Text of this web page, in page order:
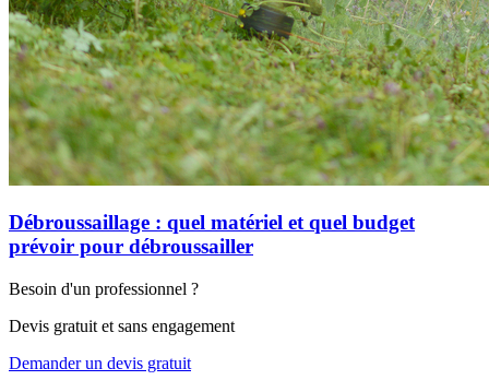
Débroussaillage : quel matériel et quel budget
prévoir pour débroussailler
Besoin d'un professionnel ?
Devis gratuit et sans engagement
Demander un devis gratuit